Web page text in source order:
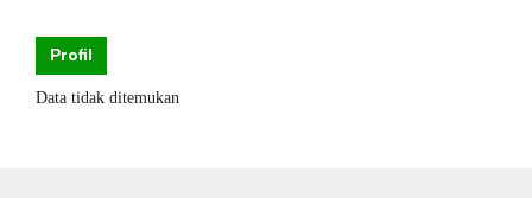
Profil
Data tidak ditemukan